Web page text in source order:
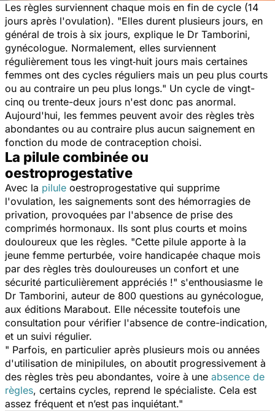
Les règles surviennent chaque mois en fin de cycle (14
jours après l'ovulation). "Elles durent plusieurs jours, en
général de trois à six jours, explique le Dr Tamborini,
gynécologue. Normalement, elles surviennent
régulièrement tous les vingt‑huit jours mais certaines
femmes ont des cycles réguliers mais un peu plus courts
ou au contraire un peu plus longs." Un cycle de vingt-
cinq ou trente-deux jours n'est donc pas anormal.
Aujourd'hui, les femmes peuvent avoir des règles très
abondantes ou au contraire plus aucun saignement en
fonction du mode de contraception choisi.
La pilule combinée ou
oestroprogestative
Avec la pilule oestroprogestative qui supprime
l'ovulation, les saignements sont des hémorragies de
privation, provoquées par l'absence de prise des
comprimés hormonaux. Ils sont plus courts et moins
douloureux que les règles. "Cette pilule apporte à la
jeune femme perturbée, voire handicapée chaque mois
par des règles très douloureuses un confort et une
sécurité particulièrement appréciés !" s'enthousiasme le
Dr Tamborini, auteur de 800 questions au gynécologue,
aux éditions Marabout. Elle nécessite toutefois une
consultation pour vérifier l'absence de contre-indication,
et un suivi régulier.
" Parfois, en particulier après plusieurs mois ou années
d'utilisation de minipilules, on aboutit progressivement à
des règles très peu abondantes, voire à une absence de
règles, certains cycles, reprend le spécialiste. Cela est
assez fréquent et n’est pas inquiétant."